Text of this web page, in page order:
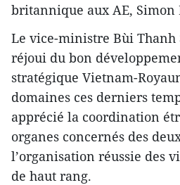
britannique aux AE, Simon
Le vice-ministre Bùi Thanh
réjoui du bon
stratégique Vietnam-
domaines ces derniers
apprécié la coordination
organes concernés des
l’organisation réussie des
de haut rang.